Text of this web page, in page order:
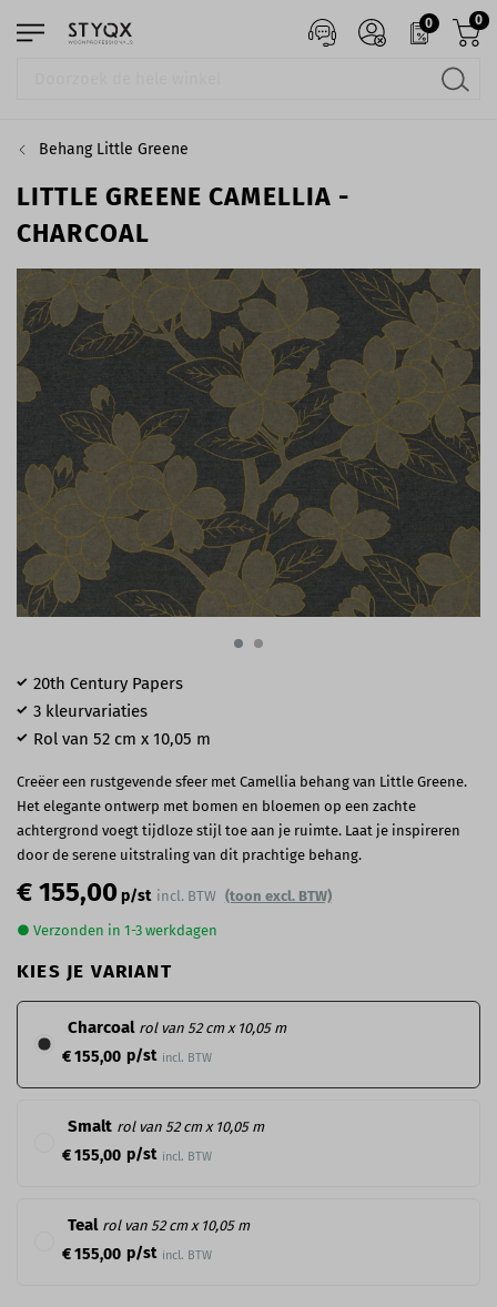
0 0
Behang Little Greene
LITTLE GREENE CAMELLIA -
CHARCOAL
€ 155,00p/st incl. BTW (toon excl. BTW)
● Verzonden in 1-3 werkdagen
KIES JE VARIANT
Charcoal rol van 52 cm x 10,05 m
€ 155,00 p/st incl. BTW
Smalt rol van 52 cm x 10,05 m
€ 155,00 p/st incl. BTW
Teal rol van 52 cm x 10,05 m
€ 155,00 p/st incl. BTW
20th Century Papers
3 kleurvariaties
Rol van 52 cm x 10,05 m
Creëer een rustgevende sfeer met Camellia behang van Little Greene.
Het elegante ontwerp met bomen en bloemen op een zachte
achtergrond voegt tijdloze stijl toe aan je ruimte. Laat je inspireren
door de serene uitstraling van dit prachtige behang.